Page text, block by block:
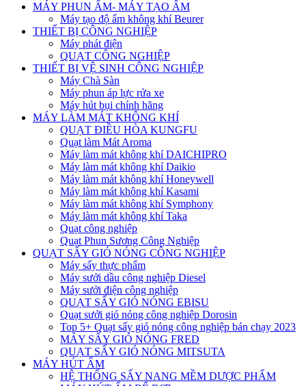
MÁY PHUN ẨM- MÁY TẠO ẨM
Máy tạo độ ẩm không khí Beurer
THIẾT BỊ CÔNG NGHIỆP
Máy phát điện
QUẠT CÔNG NGHIỆP
THIẾT BỊ VỆ SINH CÔNG NGHIỆP
Máy Chà Sàn
Máy phun áp lực rửa xe
Máy hút bụi chính hãng
MÁY LÀM MÁT KHÔNG KHÍ
QUẠT ĐIỀU HÒA KUNGFU
Quạt làm Mát Aroma
Máy làm mát không khí DAICHIPRO
Máy làm mát không khí Daikio
Máy làm mát không khí Honeywell
Máy làm mát không khí Kasami
Máy làm mát không khí Symphony
Máy làm mát không khí Taka
Quạt công nghiệp
Quạt Phun Sương Công Nghiệp
QUẠT SẤY GIÓ NÓNG CÔNG NGHIỆP
Máy sấy thực phẩm
Máy sưởi dầu công nghiệp Diesel
Máy sưởi điện công nghiệp
QUẠT SẤY GIÓ NÓNG EBISU
Quạt sưởi gió nóng công nghiệp Dorosin
Top 5+ Quạt sấy gió nóng công nghiệp bán chạy 2023
MÁY SẤY GIÓ NÓNG FRED
QUẠT SẤY GIÓ NÓNG MITSUTA
MÁY HÚT ẨM
HỆ THỐNG SẤY NANG MỀM DƯỢC PHẨM